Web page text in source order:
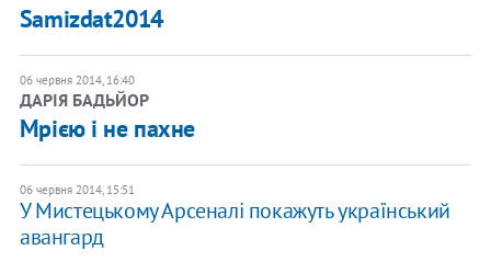
Samizdat2014
06 червня 2014, 16:40
ДАРІЯ БАДЬЙОР
Мрією і не пахне
06 червня 2014, 15:51
У Мистецькому Арсеналі покажуть український
авангард